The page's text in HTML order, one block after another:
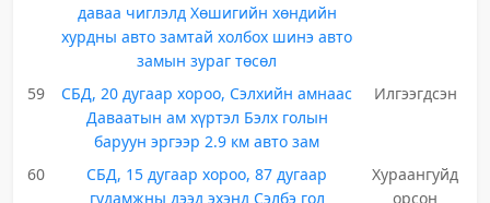
даваа чиглэлд Хөшигийн хөндийн
хурдны авто замтай холбох шинэ авто
замын зураг төсөл
59
СБД, 20 дугаар хороо, Сэлхийн амнаас
Даваатын ам хүртэл Бэлх голын
баруун эргээр 2.9 км авто зам
Илгээгдсэн
60
СБД, 15 дугаар хороо, 87 дугаар
гудамжны дээд эхэнд Сэлбэ гол
Хураангуйд
орсон